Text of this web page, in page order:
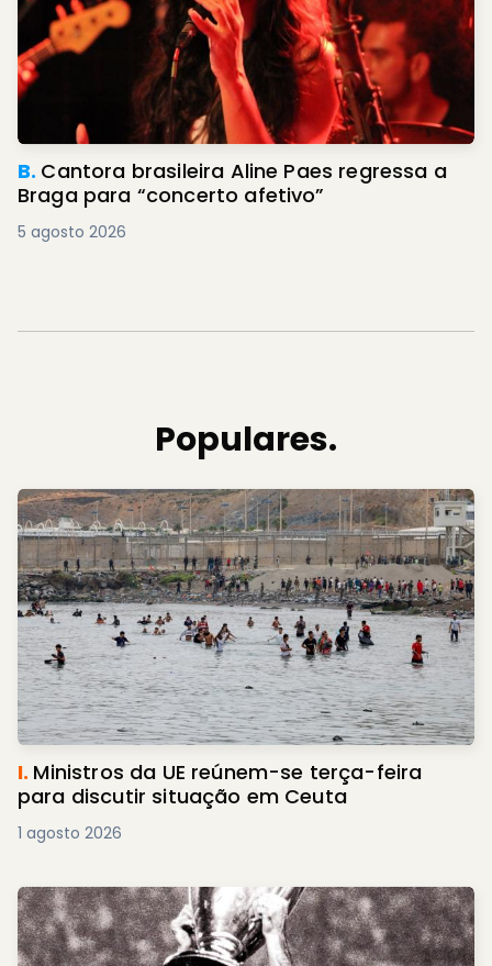
B. Cantora brasileira Aline Paes regressa a
Braga para “concerto afetivo”
5 agosto 2026
Populares.
I. Ministros da UE reúnem-se terça-feira
para discutir situação em Ceuta
1 agosto 2026